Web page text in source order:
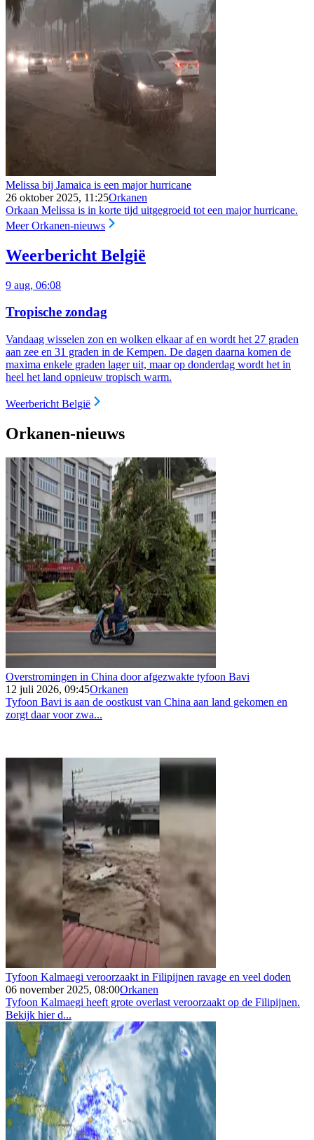
Melissa bij Jamaica is een major hurricane
26 oktober 2025, 11:25Orkanen
Orkaan Melissa is in korte tijd uitgegroeid tot een major hurricane.
Meer Orkanen-nieuws
Weerbericht België
9 aug, 06:08
Tropische zondag
Vandaag wisselen zon en wolken elkaar af en wordt het 27 graden
aan zee en 31 graden in de Kempen. De dagen daarna komen de
maxima enkele graden lager uit, maar op donderdag wordt het in
heel het land opnieuw tropisch warm.
Weerbericht België
Orkanen-nieuws
Overstromingen in China door afgezwakte tyfoon Bavi
12 juli 2026, 09:45Orkanen
Tyfoon Bavi is aan de oostkust van China aan land gekomen en
zorgt daar voor zwa...
Tyfoon Kalmaegi veroorzaakt in Filipijnen ravage en veel doden
06 november 2025, 08:00Orkanen
Tyfoon Kalmaegi heeft grote overlast veroorzaakt op de Filipijnen.
Bekijk hier d...